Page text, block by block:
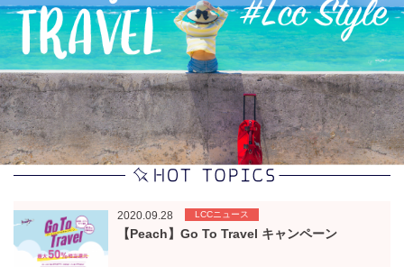
2020.09.28
【Peach】Go To Travel キャンペーン
LCCニュース